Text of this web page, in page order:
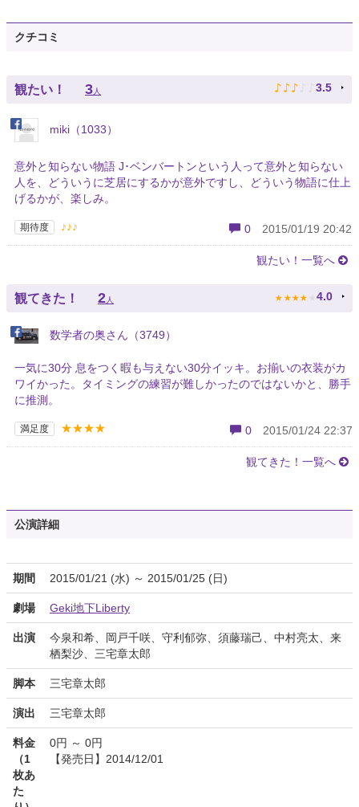
クチコミ
観たい！ 3人 ♪ ♪ ♪ ♪ ♪ 3.5
miki（1033）
意外と知らない物語 J･ベンバートンという人って意外と知らない
人を、どういうに芝居にするかが意外ですし、どういう物語に仕上
げるかが、楽しみ。
期待度 ♪♪♪ 0 2015/01/19 20:42
観たい！一覧へ
観てきた！ 2 人 ★ ★ ★ ★ ★ 4.0
数学者の奥さん（3749）
一気に30分 息をつく暇も与えない30分イッキ。お揃いの衣装がカ
ワイかった。タイミングの練習が難しかったのではないかと、勝手
に推測。
満足度 ★★★★ 0 2015/01/24 22:37
観てきた！一覧へ
公演詳細
期間 2015/01/21 (水) ～ 2015/01/25 (日)
劇場 Geki地下Liberty
出演
今泉和希、岡戸千咲、守利郁弥、須藤瑞己、中村亮太、来
栖梨沙、三宅章太郎
脚本 三宅章太郎
演出 三宅章太郎
料金
（1
枚あ
た
0円 ～ 0円
【発売日】2014/12/01